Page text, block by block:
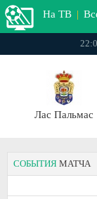
На ТВ |
Лас Пальмас
СОБЫТИЯ МАТЧА